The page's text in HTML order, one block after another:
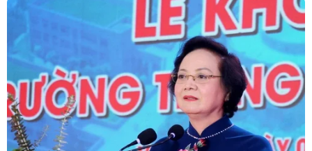
lực lượng trước trận quyết đấu tuyển
03/08/2026 07:21
Làn sóng phản đối lan khắp châu Âu,
FIFA đối diện yêu cầu cải tổ
03/08/2026 05:01